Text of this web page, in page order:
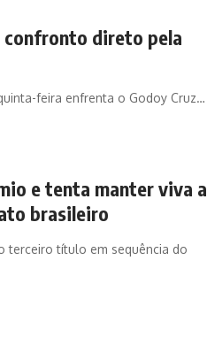
confronto direto pela
feira enfrenta o Godoy Cruz…
e tenta manter viva a
brasileiro
terceiro título em sequência do